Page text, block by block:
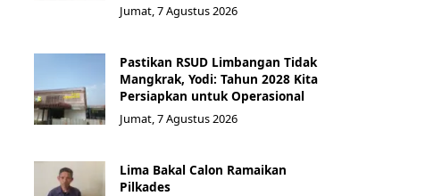
Jumat, 7 Agustus 2026
Pastikan RSUD Limbangan Tidak
Mangkrak, Yodi: Tahun 2028 Kita
Persiapkan untuk Operasional
Jumat, 7 Agustus 2026
Lima Bakal Calon Ramaikan
Pilkades